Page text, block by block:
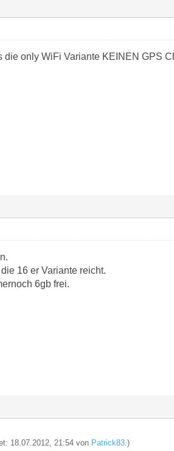
die only WiFi Variante KEINEN GPS
16 er Variante reicht.
6gb frei.
18.07.2012, 21:54 von Patrick83.)